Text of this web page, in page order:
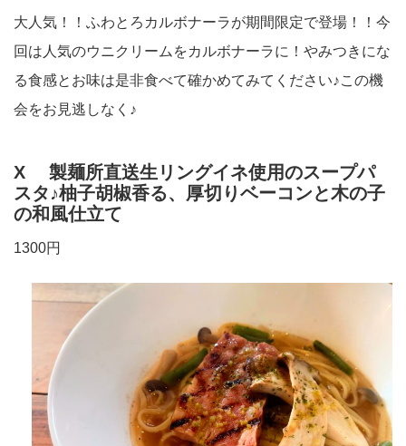
大人気！！ふわとろカルボナーラが期間限定で登場！！今
回は人気のウニクリームをカルボナーラに！やみつきにな
る食感とお味は是非食べて確かめてみてください♪この機
会をお見逃しなく♪
X 製麺所直送生リングイネ使用のスープパ
スタ♪柚子胡椒香る、厚切りベーコンと木の子
の和風仕立て
1300円